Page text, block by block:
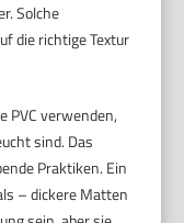
Solche
die richtige Textur
PVC verwenden,
sind. Das
Praktiken. Ein
– dickere Matten